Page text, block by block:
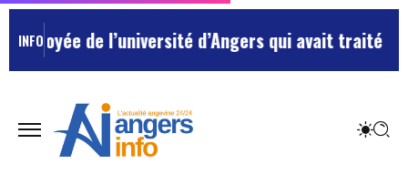
INFOde l’université d’Angers qui avait traité ses